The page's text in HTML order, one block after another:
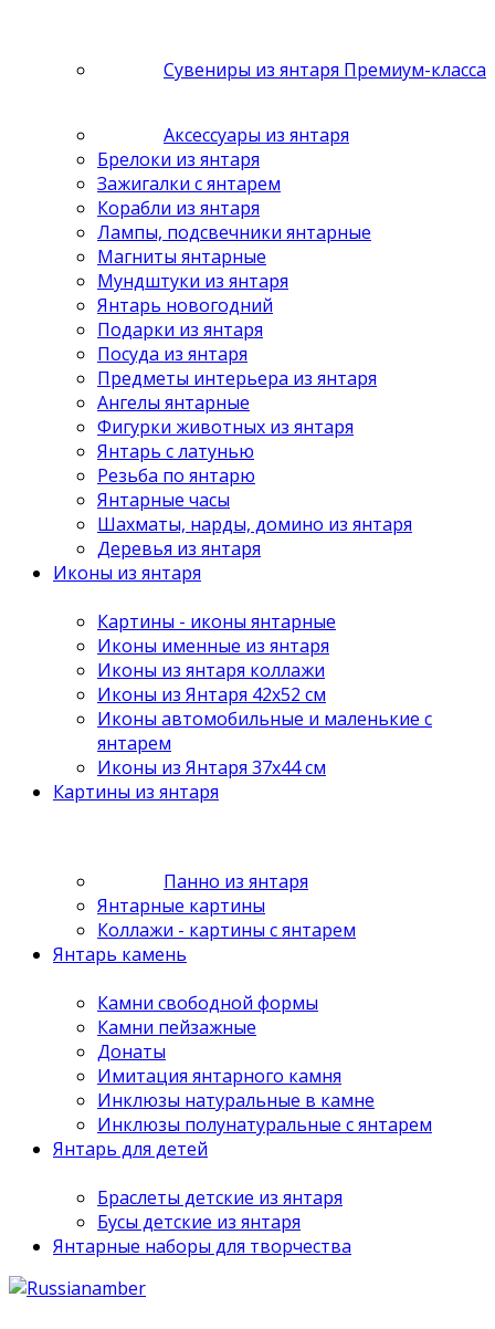
Сувениры из янтаря Премиум-класса
Аксессуары из янтаря
Брелоки из янтаря
Зажигалки с янтарем
Корабли из янтаря
Лампы, подсвечники янтарные
Магниты янтарные
Мундштуки из янтаря
Янтарь новогодний
Подарки из янтаря
Посуда из янтаря
Предметы интерьера из янтаря
Ангелы янтарные
Фигурки животных из янтаря
Янтарь с латунью
Резьба по янтарю
Янтарные часы
Шахматы, нарды, домино из янтаря
Деревья из янтаря
Иконы из янтаря
Картины - иконы янтарные
Иконы именные из янтаря
Иконы из янтаря коллажи
Иконы из Янтаря 42х52 см
Иконы автомобильные и маленькие с
янтарем
Иконы из Янтаря 37х44 см
Картины из янтаря
Панно из янтаря
Янтарные картины
Коллажи - картины с янтарем
Янтарь камень
Камни свободной формы
Камни пейзажные
Донаты
Имитация янтарного камня
Инклюзы натуральные в камне
Инклюзы полунатуральные с янтарем
Янтарь для детей
Браслеты детские из янтаря
Бусы детские из янтаря
Янтарные наборы для творчества